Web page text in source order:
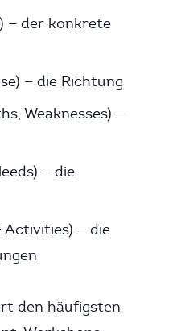
— der konkrete
— die Richtung
Weaknesses) —
— die
Activities) — die
den häufigsten